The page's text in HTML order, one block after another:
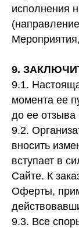
исполнения
9.
9.1.
момента ее
до ее отзыва
9.2.
вносить
вступает в
Сайте. К
Оферты,
9.3. Все